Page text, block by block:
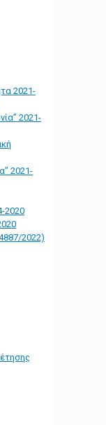
2021-
2021-
2021-
2020
2022)